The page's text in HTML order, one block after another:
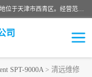
天津市信仪科科技有限公司成立于2013年，注册地位于天津市西青区。经营范围包括计算机软件、电子产品、仪器技术开发、技术转让、技术咨询、技术服务、网络工程、电子监控工程安装等；主要产品有：网络流量测试仪、Ixia XM2、XM12、XGS2、XGS12、400T、1600T、X16网络协议分析仪，Agilent N2X 等等各种型号，欢迎来电咨询。
司
SPT-9000A > 清远维修